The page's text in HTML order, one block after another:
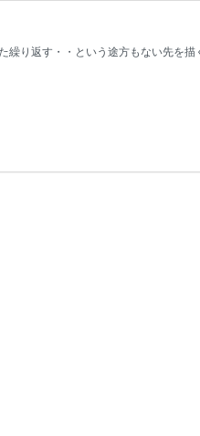
り返す・・という途方もない先を描